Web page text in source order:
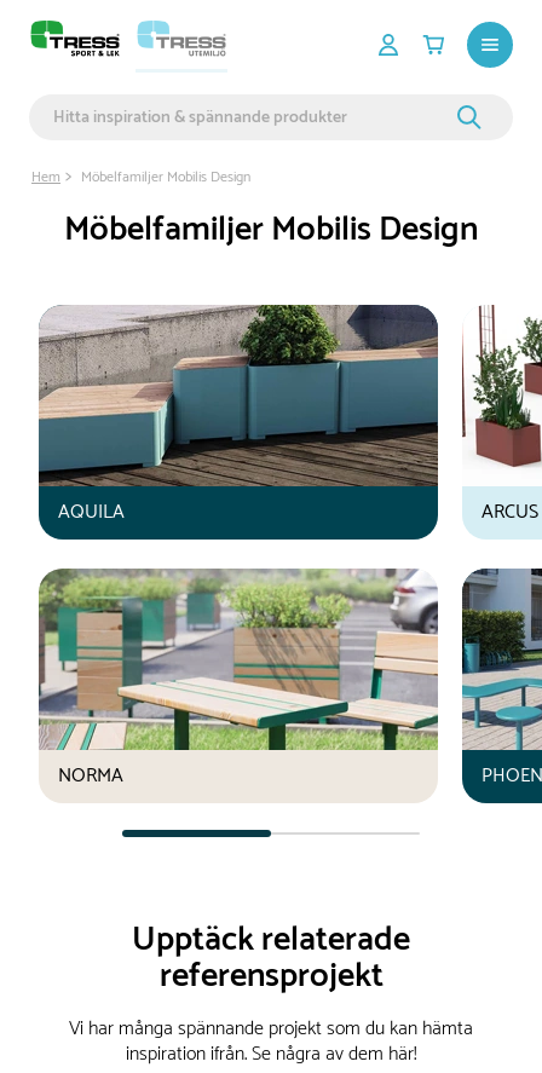
Hem Möbelfamiljer Mobilis Design
Möbelfamiljer Mobilis Design
AQUILA ARCUS
NORMA
Upptäck relaterade
referensprojekt
Vi har många spännande projekt som du kan hämta
inspiration ifrån. Se några av dem här!